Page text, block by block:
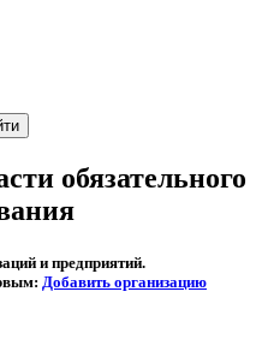
обязательного
и предприятий.
Добавить организацию